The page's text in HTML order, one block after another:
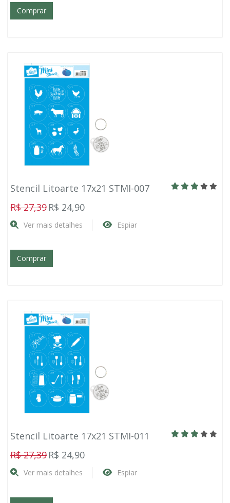
Comprar
Stencil Litoarte 17x21 STMI-007
R$ 27,39 R$ 24,90
Ver mais detalhes Espiar
Comprar
Stencil Litoarte 17x21 STMI-011
R$ 27,39 R$ 24,90
Ver mais detalhes Espiar